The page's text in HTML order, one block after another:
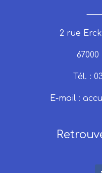
2 rue
Tél. :
E-mail :